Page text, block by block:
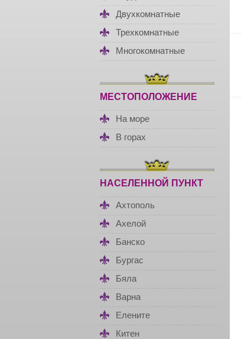
Двухкомнатные
Трехкомнатные
Многокомнатные
МЕСТОПОЛОЖЕНИЕ
На море
В горах
НАСЕЛЕННОЙ ПУНКТ
Ахтополь
Ахелой
Банско
Бургас
Бяла
Варна
Елените
Китен